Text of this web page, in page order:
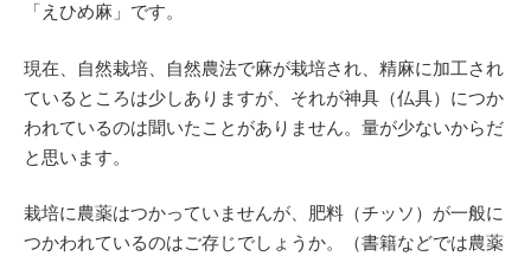
「えひめ麻」です。
現在、自然栽培、自然農法で麻が栽培され、精麻に加工され
ているところは少しありますが、それが神具（仏具）につか
われているのは聞いたことがありません。量が少ないからだ
と思います。
栽培に農薬はつかっていませんが、肥料（チッソ）が一般に
つかわれているのはご存じでしょうか。（書籍などでは農薬